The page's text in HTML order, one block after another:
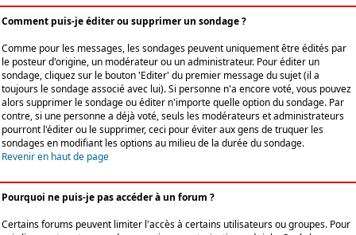
Comment puis-je éditer ou supprimer un sondage ?
Comme pour les messages, les sondages peuvent uniquement être édités par
le posteur d'origine, un modérateur ou un administrateur. Pour éditer un
sondage, cliquez sur le bouton 'Editer' du premier message du sujet (il a
toujours le sondage associé avec lui). Si personne n'a encore voté, vous pouvez
alors supprimer le sondage ou éditer n'importe quelle option du sondage. Par
contre, si une personne a déjà voté, seuls les modérateurs et administrateurs
pourront l'éditer ou le supprimer, ceci pour éviter aux gens de truquer les
sondages en modifiant les options au milieu de la durée du sondage.
Revenir en haut de page
Pourquoi ne puis-je pas accéder à un forum ?
Certains forums peuvent limiter l'accès à certains utilisateurs ou groupes. Pour